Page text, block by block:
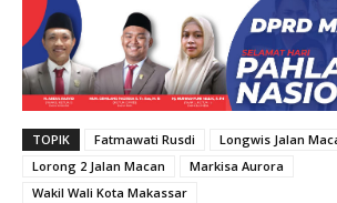
TOPIK Fatmawati Rusdi
Longwis Jalan
Lorong 2 Jalan Macan
Markisa Aurora
Wakil Wali Kota Makassar